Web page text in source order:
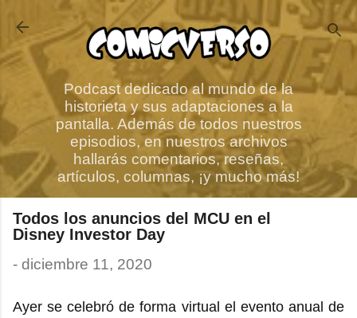
Ir al contenido principal
Podcast dedicado al mundo de la
historieta y sus adaptaciones a la
pantalla. Además de todos nuestros
episodios, en nuestros archivos
hallarás comentarios, reseñas,
artículos, columnas, ¡y mucho más!
Todos los anuncios del MCU en el
Disney Investor Day
- diciembre 11, 2020
Ayer se celebró de forma virtual el evento anual de